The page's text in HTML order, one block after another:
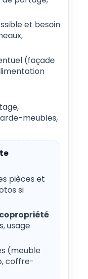
et besoin
(façade
meubles,
pièces et
si
usage
(meuble
coffre-